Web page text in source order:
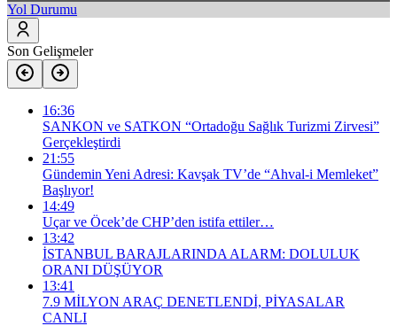
Yol Durumu
Son Gelişmeler
16:36
SANKON ve SATKON “Ortadoğu Sağlık Turizmi Zirvesi”
Gerçekleştirdi
21:55
Gündemin Yeni Adresi: Kavşak TV’de “Ahval-i Memleket”
Başlıyor!
14:49
Uçar ve Öcek’de CHP’den istifa ettiler…
13:42
İSTANBUL BARAJLARINDA ALARM: DOLULUK
ORANI DÜŞÜYOR
13:41
​7.9 MİLYON ARAÇ DENETLENDİ, PİYASALAR
CANLI